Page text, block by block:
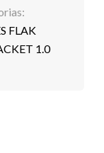
FLAK
1.0